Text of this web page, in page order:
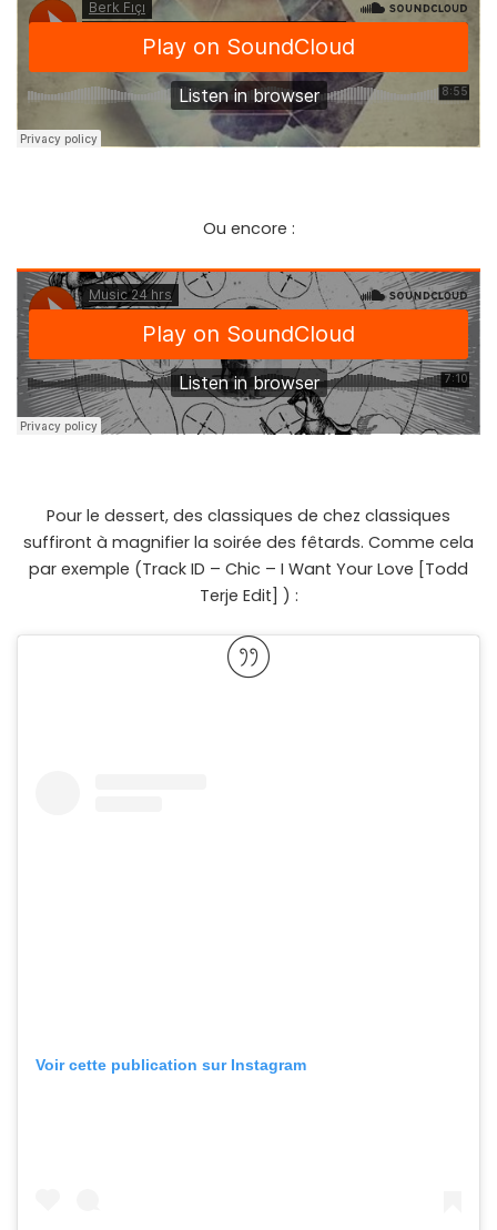
Ou encore :
Pour le dessert, des classiques de chez classiques
suffiront à magnifier la soirée des fêtards. Comme cela
par exemple (Track ID – Chic – I Want Your Love [Todd
Terje Edit] ) :
Voir cette publication sur Instagram